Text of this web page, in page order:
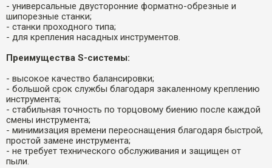
- универсальные двусторонние форматно-обрезные и
шипорезные станки;
- станки проходного типа;
- для крепления насадных инструментов.
Преимущества S-системы:
- высокое качество балансировки;
- большой срок службы благодаря закаленному креплению
инструмента;
- cтабильная точность по торцовому биению после каждой
смены инструмента;
- минимизация времени переоснащения благодаря быстрой,
простой замене инструмента;
- не требует технического обслуживания и защищен от
пыли.